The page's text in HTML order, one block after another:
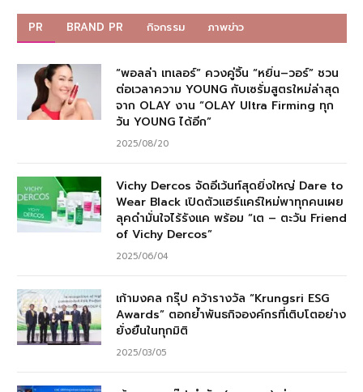
PR BRAND PR กิจกรรม ภาพข่าว
“พอลล่า เทเลอร์” ควงคู่จิ้น “หยิ่น–วอร์” ชวน
ต่อเวลาความ YOUNG กับเซรั่มสูตรใหม่ล่าสุด
จาก OLAY งาน “OLAY Ultra Firming ทุก
วัน YOUNG ได้อีก”
2025/08/20
Vichy Dercos จัดอีเว้นท์สุดยิ่งใหญ่ Dare to
Wear Black เปิดตัวแฮร์แคร์ใหม่พาทุกคนเผย
ลุคดำมั่นใจไร้รังแค พร้อม “เต – ตะวัน Friend
of Vichy Dercos”
2025/06/04
เก้ามงคล กรุ๊ป คว้ารางวัล “Krungsri ESG
Awards” ตอกย้ำพันธกิจองค์กรที่เติบโตอย่าง
ยั่งยืนในทุกมิติ
2025/03/05